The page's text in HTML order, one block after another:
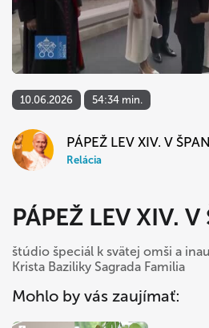
10.06.2026 54:34 min.
PÁPEŽ LEV XIV. V
Relácia
PÁPEŽ LEV XIV.
štúdio špeciál k svätej omši a
Krista Baziliky Sagrada Familia
Mohlo by vás zaujímať: